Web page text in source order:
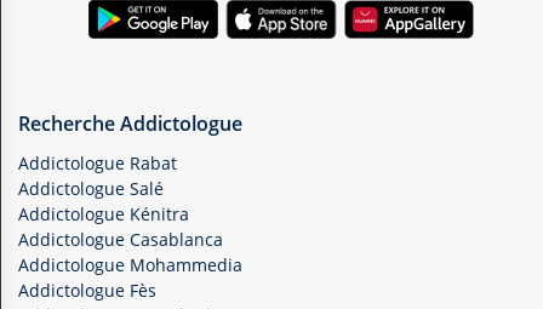
Recherche Addictologue
Addictologue Rabat
Addictologue Salé
Addictologue Kénitra
Addictologue Casablanca
Addictologue Mohammedia
Addictologue Fès